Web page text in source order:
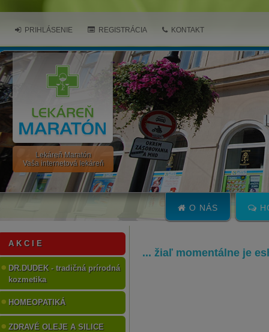
Lekáreň Maratón
Vaša internetová lekáreň
PRIHLÁSENIE REGISTRÁCIA KONTAKT
O NÁS
A K C I E
DR.DUDEK - tradičná prírodná
kozmetika
HOMEOPATIKÁ
ZDRAVÉ OLEJE A SILICE
... žiaľ momentálne je